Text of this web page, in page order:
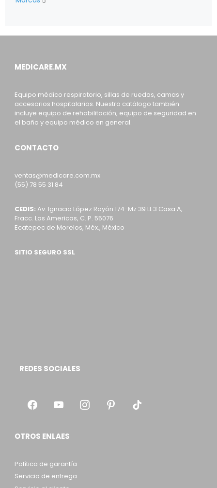
MEDICARE.MX
Equipo médico respiratorio, sillas de ruedas, camas y
accesorios hospitalarios. Nuestro catálogo también
incluye equipo de rehabilitación, equipo de seguridad en
el baño y equipo médico en general.
CONTACTO
ventas@medicare.com.mx
(55) 78 55 31 84
CEDIS: Av. Ignacio López Rayón 174-Mz 39 Lt 3 Casa A,
Fracc. Las Americas, C. P. 55076
Ecatepec de Morelos, Méx., México
SITIO SEGURO SSL
REDES SOCIALES
OTROS ENLAES
Política de garantía
Servicio de entrega